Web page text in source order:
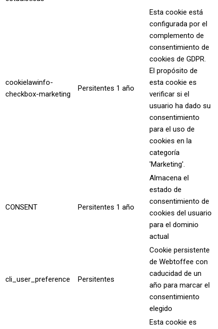
cookielawinfo-
checkbox-marketing
Persitentes 1 año
Esta cookie está
configurada por el
complemento de
consentimiento de
cookies de GDPR.
El propósito de
esta cookie es
verificar si el
usuario ha dado su
consentimiento
para el uso de
cookies en la
categoría
'Marketing'.
CONSENT Persitentes 1 año
Almacena el
estado de
consentimiento de
cookies del usuario
para el dominio
actual
cli_user_preference Persitentes
Cookie persistente
de Webtoffee con
caducidad de un
año para marcar el
consentimiento
elegido
Esta cookie es